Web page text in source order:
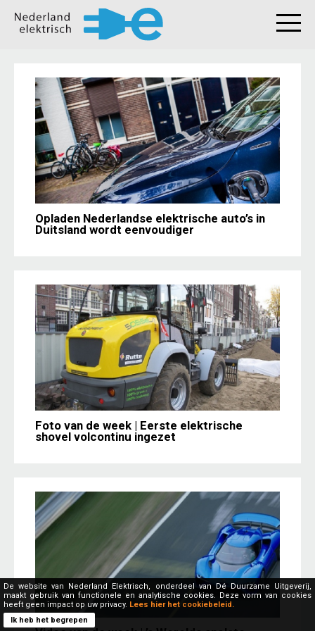
Opladen Nederlandse elektrische auto’s in
Duitsland wordt eenvoudiger
Foto van de week | Eerste elektrische
shovel volcontinu ingezet
De website van Nederland Elektrisch, onderdeel van Dé Duurzame Uitgeverij,
maakt gebruik van functionele en analytische cookies. Deze vorm van cookies
heeft geen impact op uw privacy. Lees hier het cookiebeleid.
Ik heb het begrepen